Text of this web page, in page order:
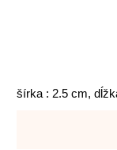
šírka : 2.5 cm,